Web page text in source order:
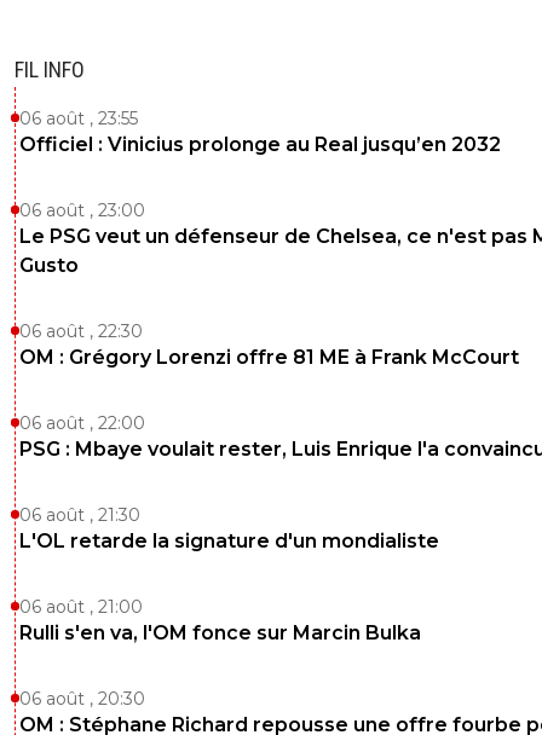
FIL INFO
06 août , 23:55
Officiel : Vinicius prolonge au Real jusqu’en 2032
06 août , 23:00
Le PSG veut un défenseur de Chelsea, ce n'est pas
Gusto
06 août , 22:30
OM : Grégory Lorenzi offre 81 ME à Frank McCourt
06 août , 22:00
PSG : Mbaye voulait rester, Luis Enrique l'a
06 août , 21:30
L'OL retarde la signature d'un mondialiste
06 août , 21:00
Rulli s'en va, l'OM fonce sur Marcin Bulka
06 août , 20:30
OM : Stéphane Richard repousse une offre fourbe